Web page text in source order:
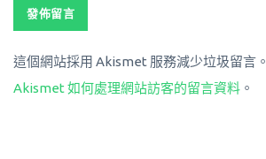
這個網站採用 Akismet 服務減少垃圾留言。
Akismet 如何處理網站訪客的留言資料 。